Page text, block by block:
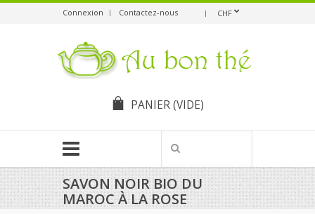
Connexion CHF
Contactez-nous
PANIER(VIDE)
SAVON NOIR BIO DU
MAROC À LA ROSE